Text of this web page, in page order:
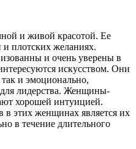
и живой красотой. Ее
и плотских желаниях.
и очень уверены в
искусством. Они
и эмоционально,
лидерства. Женщины-
хорошей интуицией.
этих женщинах является их
в течение длительного